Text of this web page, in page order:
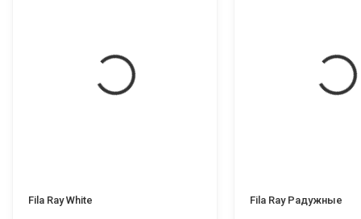
Fila Ray White Fila Ray Радужные